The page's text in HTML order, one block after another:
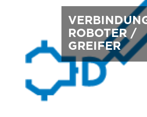
ROBOTER /
GREIFER